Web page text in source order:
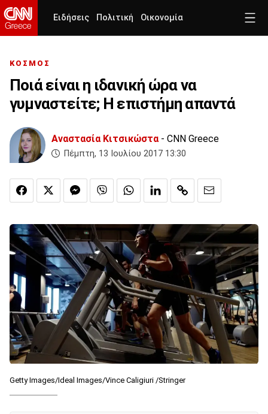
Ειδήσεις Πολιτική Οικονομία
ΚΟΣΜΟΣ
Ποιά είναι η ιδανική ώρα να
γυμναστείτε; Η επιστήμη απαντά
Αναστασία Κιτσικώστα- CNN Greece
Πέμπτη, 13 Ιουλίου 2017 13:30
Getty Images/Ideal Images/Vince Caligiuri /Stringer